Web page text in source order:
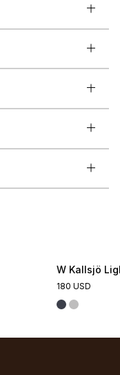
W Kallsjö
180 USD